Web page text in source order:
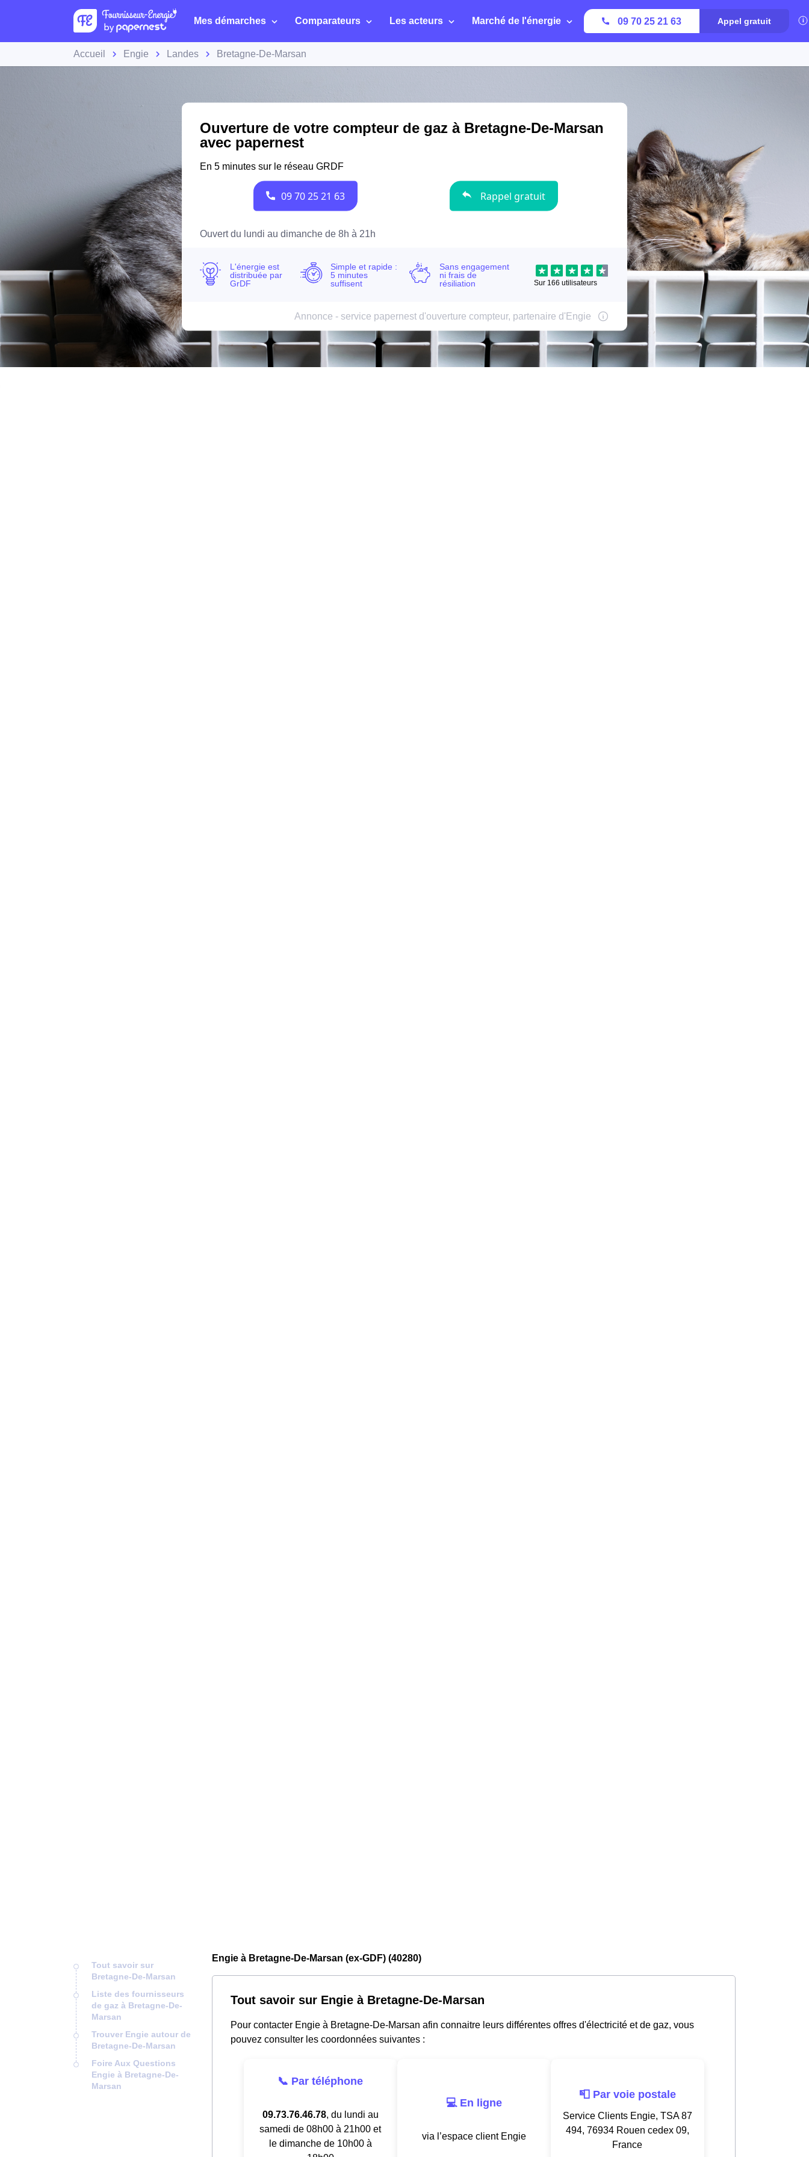
Mes démarches Comparateurs Les acteurs Marché de l'énergie 09 70 25 21 63 Appel gratuit
Accueil Engie Landes Bretagne-De-Marsan
Tout savoir sur
Bretagne-De-Marsan
Liste des fournisseurs
de gaz à Bretagne-De-
Marsan
Trouver Engie autour de
Bretagne-De-Marsan
Foire Aux Questions
Engie à Bretagne-De-
Marsan
Engie à Bretagne-De-Marsan (ex-GDF) (40280)
Tout savoir sur Engie à Bretagne-De-Marsan
Pour contacter Engie à Bretagne-De-Marsan afin connaitre leurs différentes offres d'électricité et de gaz, vous
pouvez consulter les coordonnées suivantes :
📞 Par téléphone
09.73.76.46.78, du lundi au
samedi de 08h00 à 21h00 et
le dimanche de 10h00 à
💻 En ligne
via l’espace client Engie
📮 Par voie postale
Service Clients Engie, TSA 87
494, 76934 Rouen cedex 09,
France